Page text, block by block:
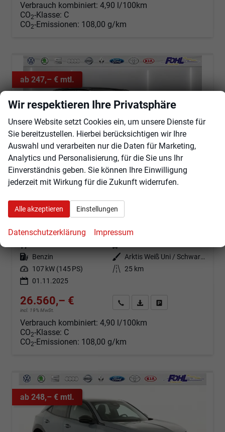
Verbrauch kombiniert: 4,90 l/100km
CO2-Klasse: C
CO2-Emissionen: 108,00 g/km
ab 247,– € mtl.
Opel Mokka
Kraftstoff Benzin Außenfarbe
Arktis Weiß Uni / Schwarzes Dach
Leistung 107 kW (145 PS) Kilometerstand 25 km
01.11.2025
26.560,– €
incl. 19% MwSt.
Angebot anfordern
Fahrzeugexpose (PDF)
Verbrauch kombiniert: 4,90 l/100km
CO2-Klasse: C
CO2-Emissionen: 108,00 g/km
ab 248,– € mtl.
Wir respektieren Ihre Privatsphäre
Unsere Website setzt Cookies ein, um unsere Dienste für
Sie bereitzustellen. Hierbei berücksichtigen wir Ihre
Auswahl und verarbeiten nur die Daten für Marketing,
Analytics und Personalisierung, für die Sie uns Ihr
Einverständnis geben. Sie können Ihre Einwilligung
jederzeit mit Wirkung für die Zukunft widerrufen.
Alle akzeptieren Einstellungen
Datenschutzerklärung Impressum